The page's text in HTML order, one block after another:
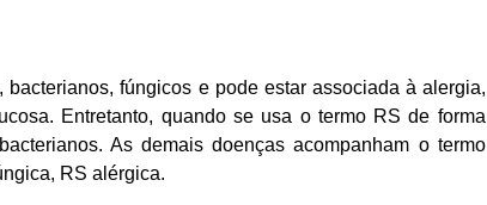
fúngicos e pode estar associada à alergia,
Entretanto, quando se usa o termo RS de forma
As demais doenças acompanham o termo
RS alérgica.